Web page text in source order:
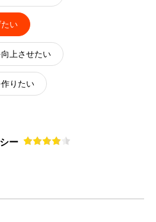
い
上させたい
りたい
ー